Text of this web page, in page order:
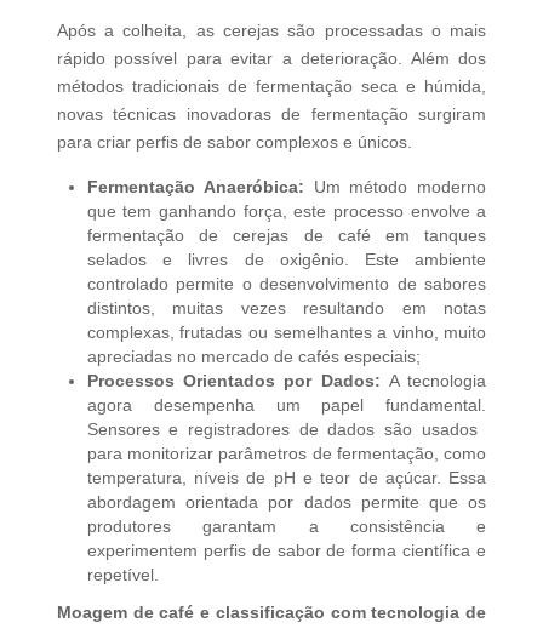
Após a colheita, as cerejas são processadas o mais
rápido possível para evitar a deterioração. Além dos
métodos tradicionais de fermentação seca e húmida,
novas técnicas inovadoras de fermentação surgiram
para criar perfis de sabor complexos e únicos.
Fermentação Anaeróbica: Um método moderno
que tem ganhando força, este processo envolve a
fermentação de cerejas de café em tanques
selados e livres de oxigênio. Este ambiente
controlado permite o desenvolvimento de sabores
distintos, muitas vezes resultando em notas
complexas, frutadas ou semelhantes a vinho, muito
apreciadas no mercado de cafés especiais;
Processos Orientados por Dados: A tecnologia
agora desempenha um papel fundamental.
Sensores e registradores de dados são usados ​​
para monitorizar parâmetros de fermentação, como
temperatura, níveis de pH e teor de açúcar. Essa
abordagem orientada por dados permite que os
produtores garantam a consistência e
experimentem perfis de sabor de forma científica e
repetível.
Moagem de café e classificação com tecnologia de